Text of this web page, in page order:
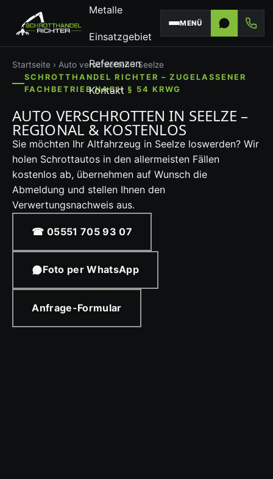
Metalle
Einsatzgebiet
Referenzen
Kontakt
MENÜ
Startseite › Auto verschrotten› Seelze
SCHROTTHANDEL RICHTER – ZUGELASSENER
FACHBETRIEB NACH § 54 KRWG
AUTO VERSCHROTTEN IN SEELZE –
REGIONAL & KOSTENLOS
Sie möchten Ihr Altfahrzeug in Seelze loswerden? Wir
holen Schrottautos in den allermeisten Fällen
kostenlos ab, übernehmen auf Wunsch die
Abmeldung und stellen Ihnen den
Verwertungsnachweis aus.
☎ 05551 705 93 07
Foto per WhatsApp
Anfrage-Formular